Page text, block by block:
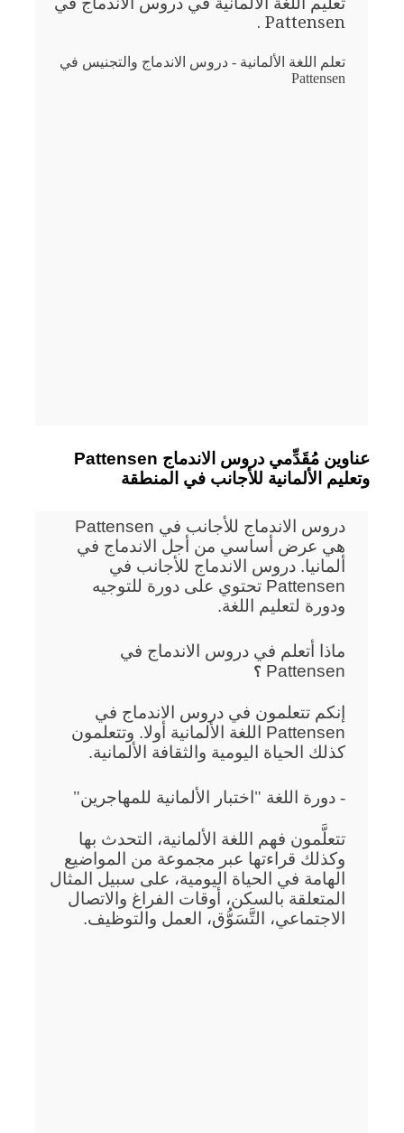
Pattensen .
تعلم اللغة الألمانية - دروس الاندماج والتجنيس في
Pattensen
Pattensen عناوين مُقَدِّمي دروس الاندماج
وتعليم الألمانية للأجانب في المنطقة
دروس الاندماج للأجانب في Pattensen
هي عرض أساسي من أجل الاندماج في
ألمانيا. دروس الاندماج للأجانب في
Pattensen تحتوي على دورة للتوجيه
ودورة لتعليم اللغة.
ماذا أتعلم في دروس الاندماج في
Pattensen ؟
إنكم تتعلمون في دروس الاندماج في
Pattensen اللغة الألمانية أولا. وتتعلمون
كذلك الحياة اليومية والثقافة الألمانية.
- دورة اللغة "اختبار الألمانية للمهاجرين"
تتعلَّمون فهم اللغة الألمانية، التحدث بها
وكذلك قراءتها عبر مجموعة من المواضيع
الهامة في الحياة اليومية، على سبيل المثال
المتعلقة بالسكن، أوقات الفراغ والاتصال
الاجتماعي، التَّسَوُّق، العمل والتوظيف.